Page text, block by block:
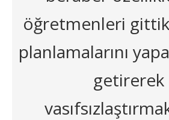
öğretmenleri
planlamalarını
getirerek